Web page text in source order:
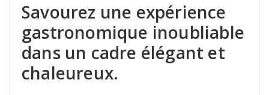
Savourez une expérience
gastronomique inoubliable
dans un cadre élégant et
chaleureux.